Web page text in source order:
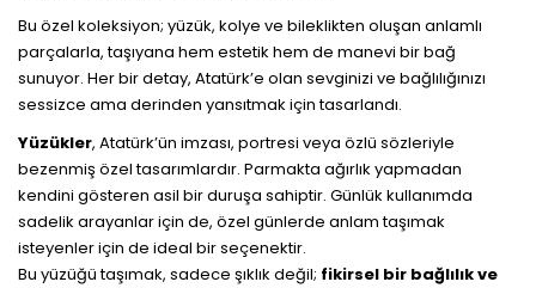
Bu özel koleksiyon; yüzük, kolye ve bileklikten oluşan anlamlı
parçalarla, taşıyana hem estetik hem de manevi bir bağ
sunuyor. Her bir detay, Atatürk’e olan sevginizi ve bağlılığınızı
sessizce ama derinden yansıtmak için tasarlandı.
Yüzükler, Atatürk’ün imzası, portresi veya özlü sözleriyle
bezenmiş özel tasarımlardır. Parmakta ağırlık yapmadan
kendini gösteren asil bir duruşa sahiptir. Günlük kullanımda
sadelik arayanlar için de, özel günlerde anlam taşımak
isteyenler için de ideal bir seçenektir.
Bu yüzüğü taşımak, sadece şıklık değil; fikirsel bir bağlılık ve